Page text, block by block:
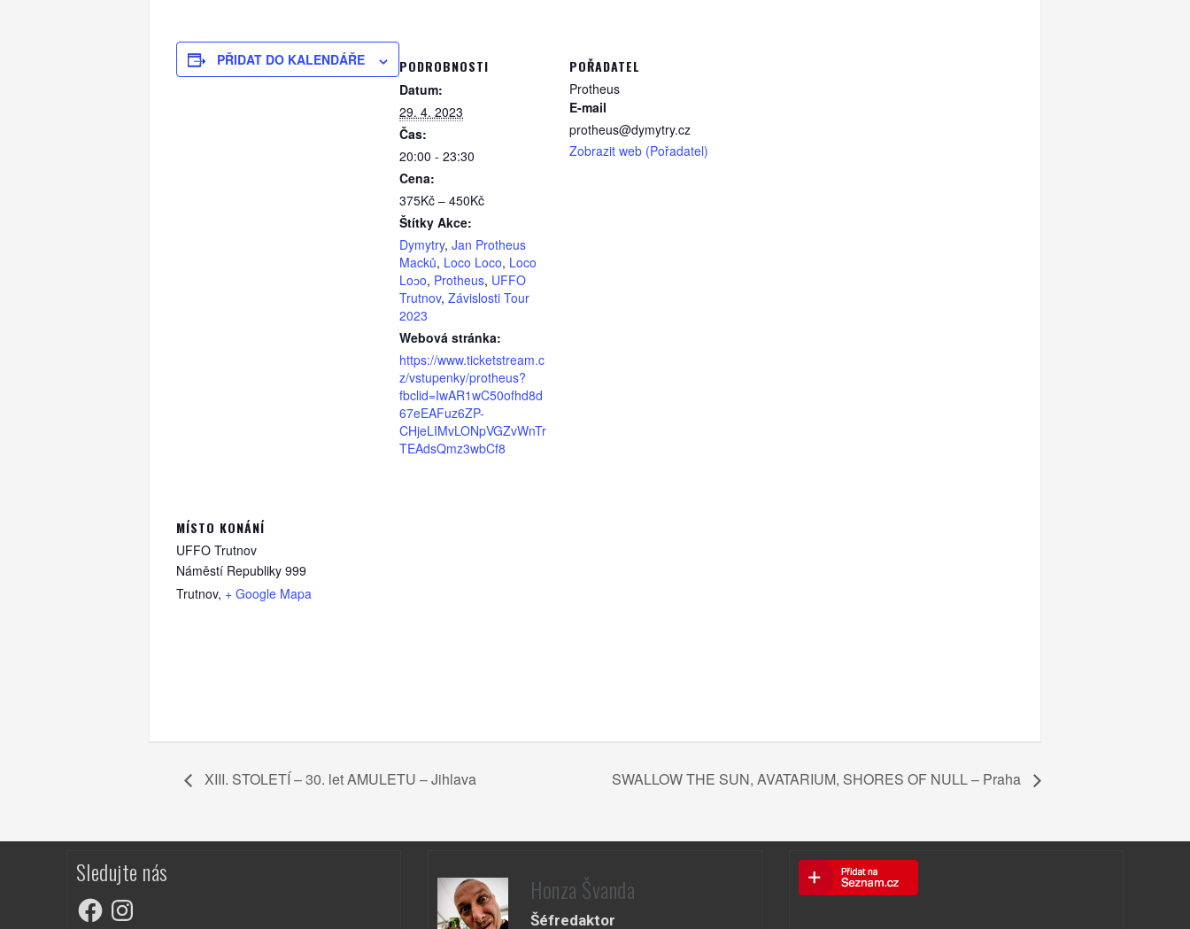
PŘIDAT DO KALENDÁŘE PODROBNOSTI
Datum:
29. 4. 2023
Čas:
20:00 - 23:30
Cena:
375Kč – 450Kč
Štítky Akce:
Dymytry, Jan Protheus
Macků, Loco Loco, Loco
Loɔo, Protheus, UFFO
Trutnov, Závislosti Tour
2023
Webová stránka:
https://www.ticketstream.c
z/vstupenky/protheus?
fbclid=IwAR1wC50ofhd8d
67eEAFuz6ZP-
CHjeLIMvLONpVGZvWnTr
TEAdsQmz3wbCf8
POŘADATEL
Protheus
E-mail
protheus@dymytry.cz
Zobrazit web (Pořadatel)
MÍSTO KONÁNÍ
UFFO Trutnov
Náměstí Republiky 999
Trutnov, + Google Mapa
XIII. STOLETÍ – 30. let AMULETU – Jihlava SWALLOW THE SUN, AVATARIUM, SHORES OF NULL – Praha
Sledujte nás
FacebookInstagram Honza Švanda
Šéfredaktor